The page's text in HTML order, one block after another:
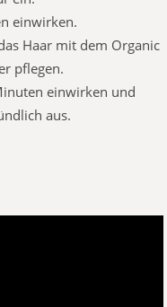
einwirken.
Haar mit dem Organic
pflegen.
einwirken und
aus.